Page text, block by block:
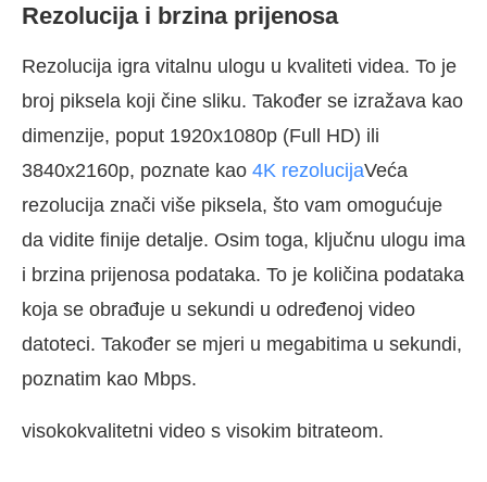
Rezolucija i brzina prijenosa
Rezolucija igra vitalnu ulogu u kvaliteti videa. To je
broj piksela koji čine sliku. Također se izražava kao
dimenzije, poput 1920x1080p (Full HD) ili
3840x2160p, poznate kao 4K rezolucijaVeća
rezolucija znači više piksela, što vam omogućuje
da vidite finije detalje. Osim toga, ključnu ulogu ima
i brzina prijenosa podataka. To je količina podataka
koja se obrađuje u sekundi u određenoj video
datoteci. Također se mjeri u megabitima u sekundi,
poznatim kao Mbps.
visokokvalitetni video s visokim bitrateom.